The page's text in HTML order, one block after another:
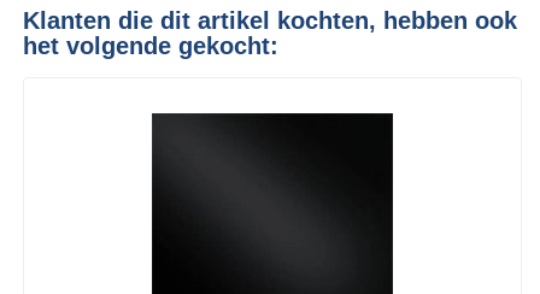
Klanten die dit artikel kochten, hebben ook
het volgende gekocht: